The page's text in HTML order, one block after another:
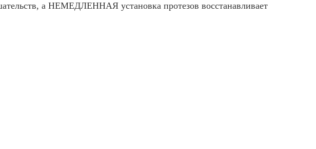
а НЕМЕДЛЕННАЯ установка протезов восстанавливает